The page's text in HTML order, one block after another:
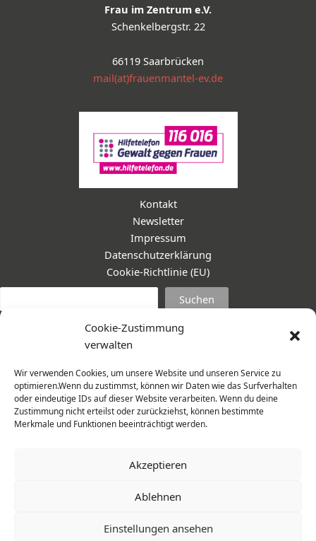
Cookie-Zustimmung
verwalten
Wir verwenden Cookies, um unsere Website und unseren Service zu
optimieren.Wenn du zustimmst, können wir Daten wie das Surfverhalten
oder eindeutige IDs auf dieser Website verarbeiten. Wenn du deine
Zustimmung nicht erteilst oder zurückziehst, können bestimmte
Merkmale und Funktionen beeinträchtigt werden.
Akzeptieren
Ablehnen
Einstellungen ansehen
Frau im Zentrum e.V.
Schenkelbergstr. 22
66119 Saarbrücken
mail(at)frauenmantel-ev.de
Kontakt
Newsletter
Impressum
Datenschutzerklärung
Cookie-Richtlinie (EU)
Suchen
www.cohowe.de